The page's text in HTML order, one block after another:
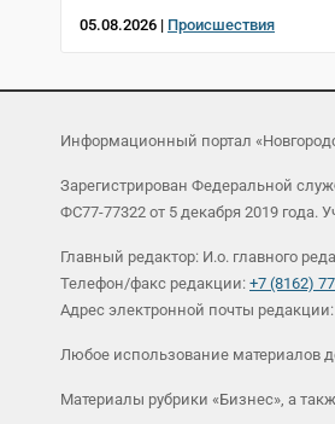
05.08.2026 | Происшествия
Информационный портал
Зарегистрирован Федеральной
ФС77-77322 от 5 декабря 2019
Главный редактор: И.о. главного
Телефон/факс редакции: +7 (8162)
Адрес электронной почты редакции:
Любое использование материалов
Материалы рубрики «Бизнес», а